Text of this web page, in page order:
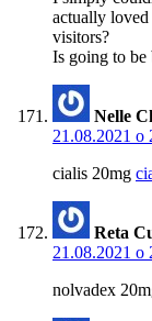
actually
visitors?
Is going to be
Nelle
21.08.2021 о
cialis 20mg
Reta
21.08.2021 о
nolvadex